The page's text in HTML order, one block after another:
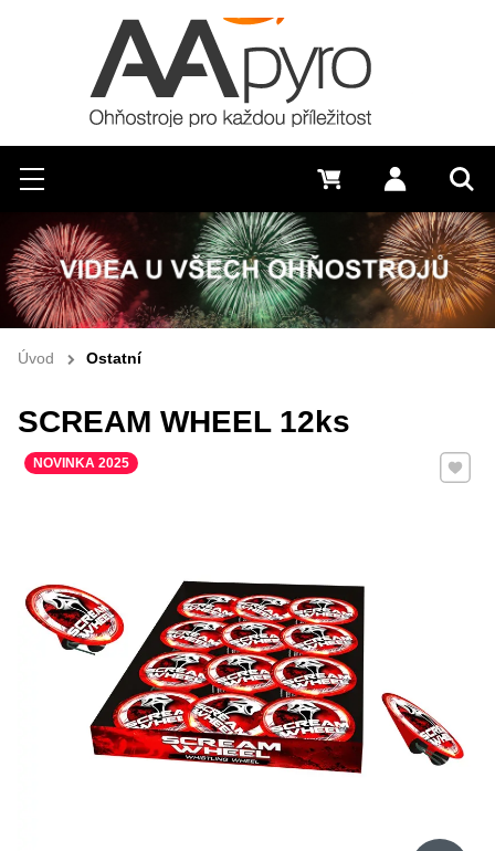
Hledat
Menu Přihlásit
0 Kč
Úvod Ostatní
SCREAM WHEEL 12ks
Přidat
NOVINKA 2025